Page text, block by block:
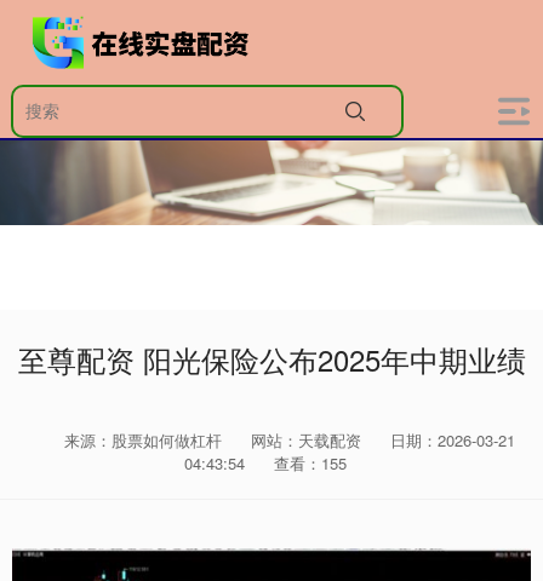
至尊配资 阳光保险公布2025年中期业绩
来源：股票如何做杠杆 网站：天载配资
日期：2026-03-21
04:43:54
查看：155